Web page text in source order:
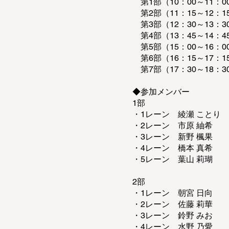
第2部（11：15～12：15
第3部（12：30～13：30
第4部（13：45～14：45
第5部（15：00～16：00
第6部（16：15～17：15
第7部（17：30～18：30
◆参加メンバー
1部
・1レーン 綾瀬 ことり
・2レーン 市原 紬希
・3レーン 新野 楓果
・4レーン 橋本 真希
・5レーン 葉山 莉瑚
2部
・1レーン 朝宮 日向
・2レーン 佐藤 莉華
・3レーン 鈴野 みお
・4レーン 水野 乃愛